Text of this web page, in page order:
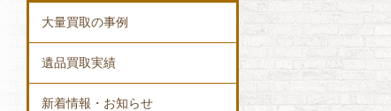
大量買取の事例
遺品買取実績
新着情報・お知らせ